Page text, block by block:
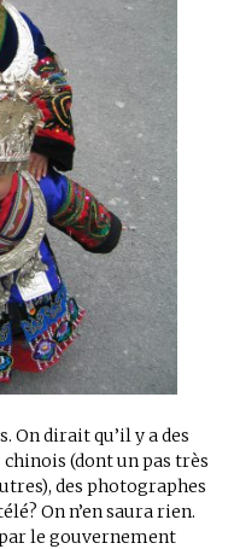
On dirait qu’il y a des
(dont un pas très
des photographes
On n’en saura rien.
le gouvernement